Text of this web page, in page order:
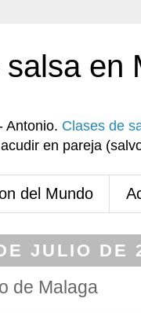
en
Antonio. Clases de
en pareja
del Mundo
JULIO DE
de Malaga